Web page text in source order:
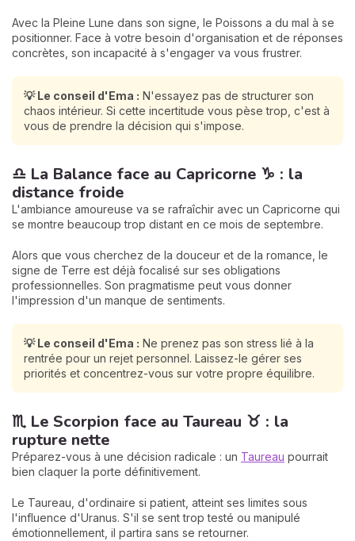
Avec la Pleine Lune dans son signe, le Poissons a du mal à se
positionner. Face à votre besoin d'organisation et de réponses
concrètes, son incapacité à s'engager va vous frustrer.
💡 Le conseil d'Ema : N'essayez pas de structurer son
chaos intérieur. Si cette incertitude vous pèse trop, c'est à
vous de prendre la décision qui s'impose.
♎ La Balance face au Capricorne ♑ : la
distance froide
L'ambiance amoureuse va se rafraîchir avec un Capricorne qui
se montre beaucoup trop distant en ce mois de septembre.
Alors que vous cherchez de la douceur et de la romance, le
signe de Terre est déjà focalisé sur ses obligations
professionnelles. Son pragmatisme peut vous donner
l'impression d'un manque de sentiments.
💡 Le conseil d'Ema : Ne prenez pas son stress lié à la
rentrée pour un rejet personnel. Laissez-le gérer ses
priorités et concentrez-vous sur votre propre équilibre.
♏ Le Scorpion face au Taureau ♉ : la
rupture nette
Préparez-vous à une décision radicale : un Taureau pourrait
bien claquer la porte définitivement.
Le Taureau, d'ordinaire si patient, atteint ses limites sous
l'influence d'Uranus. S'il se sent trop testé ou manipulé
émotionnellement, il partira sans se retourner.